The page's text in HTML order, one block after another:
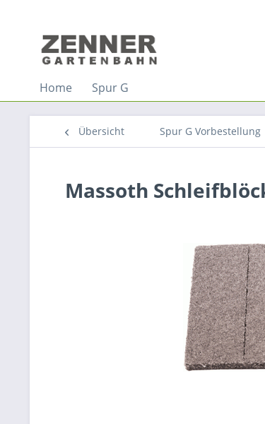
Home Spur G
Übersicht Spur G Vorbestellung
Massoth